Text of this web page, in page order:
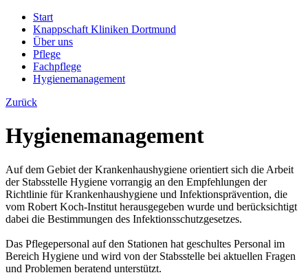
Start
Knappschaft Kliniken Dortmund
Über uns
Pflege
Fachpflege
Hygienemanagement
Zurück
Hygienemanagement
Auf dem Gebiet der Krankenhaushygiene orientiert sich die Arbeit
der Stabsstelle Hygiene vorrangig an den Empfehlungen der
Richtlinie für Krankenhaushygiene und Infektionsprävention, die
vom Robert Koch-Institut herausgegeben wurde und berücksichtigt
dabei die Bestimmungen des Infektionsschutzgesetzes.
Das Pflegepersonal auf den Stationen hat geschultes Personal im
Bereich Hygiene und wird von der Stabsstelle bei aktuellen Fragen
und Problemen beratend unterstützt.